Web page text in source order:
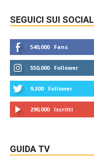
SEGUICI SUI SOCIAL
540,000 Fans
550,000 Follower
9,300 Follower
290,000 Iscritti
GUIDA TV